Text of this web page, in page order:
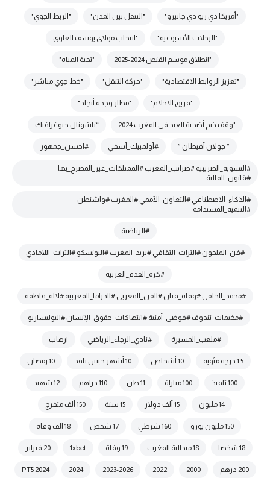
"أمريكا دي ريو دي جانيرو" "التنقل بين المدن" "الربط الجوي"
"الرحلات الأسبوعية" "انتخاب مولاي يوسف العلوي
"انطلاق موسم القنص 2024-2025 "تحية المياه"
"تعزيز الروابط الاقتصادية" "حركة التنقل" "خط جوي مباشر"
"فريق الاحلام" "مطار وجدة أنجاد"
"وقف ذبح أضحية العيد في المغرب 2024 “ناشونال جيوغرافيك
” جولان أفيطان ” #أولمبيك_آسفي #احسن_جمهور
#التسوية_الضريبية #ضرائب_المغرب #الممتلكات_غير_المصرح_بها
#قانون_المالية
#الذكاء_الاصطناعي #التعاون_الأممي #المغرب #واشنطن
#التنمية_المستدامة
#الرياضية
#فن_الملحون #التراث_الثقافي #بريد_المغرب #اليونسكو #التراث_اللامادي
#كرة_القدم_العربية
#محمد_الخلفي #وفاة_فنان #الفن_المغربي #الدراما_المغربية #لالة_فاطمة
#مخيمات_تندوف #فوضى_أمنية #انتهاكات_حقوق_الإنسان #البوليساريو
#ملعب_المسيرة #نادي_الرجاء_الرياضي |رهاب
1.5 درجة مئوية 10 أشخاص 10 أشهر حبس نافذ 10 رمضان
100 تلميذ 100 مباراة 11 طن 110 دراهم 12 شهيد
14 مليون 15 ألف دولار 15 سنة 150 ألف متفرج
150 مليون يورو 160 شرطي 17 شخص 18 الف وفاة
18 شخصا 18 ميدالية المغرب 19 وفاة 1xbet 20 فبراير
200 درهم 2000
2022
2023-2026
2024
2024 PT5